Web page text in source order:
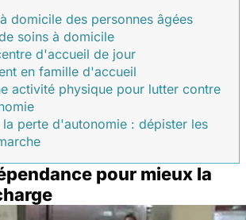
domicile des personnes âgées
soins à domicile
d'accueil de jour
en famille d'accueil
activité physique pour lutter contre
perte d'autonomie : dépister les
pour mieux la